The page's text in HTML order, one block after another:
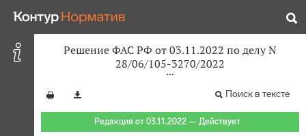
Решение ФАС РФ от 03.11.2022 по делу N
28/06/105-3270/2022
Поиск в тексте
Редакция от 03.11.2022 — Действует